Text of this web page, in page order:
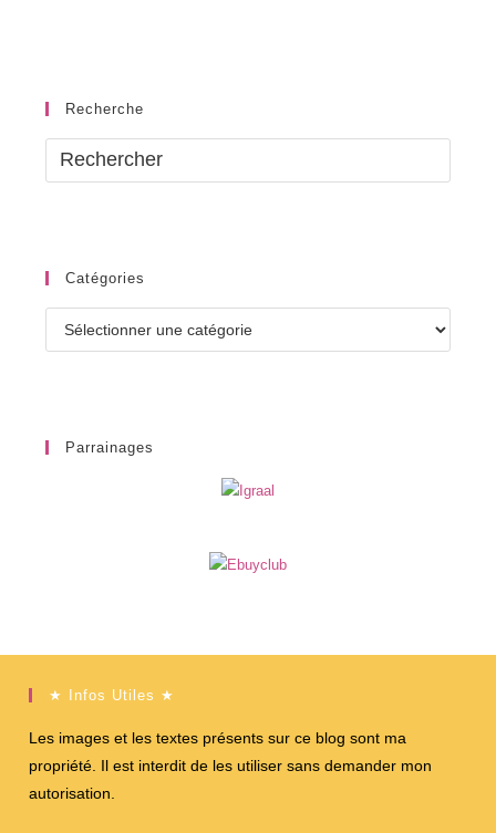
Recherche
Catégories
Parrainages
★ Infos Utiles ★
Les images et les textes présents sur ce blog sont ma
propriété. Il est interdit de les utiliser sans demander mon
autorisation.